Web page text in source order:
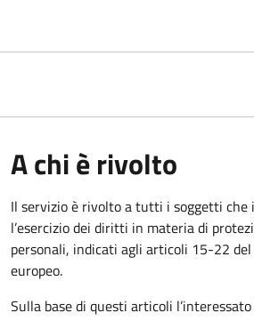
A chi è rivolto
Il servizio è rivolto a tutti i soggetti che
l’esercizio dei diritti in materia di
personali, indicati agli articoli 15-22
europeo.
Sulla base di questi articoli